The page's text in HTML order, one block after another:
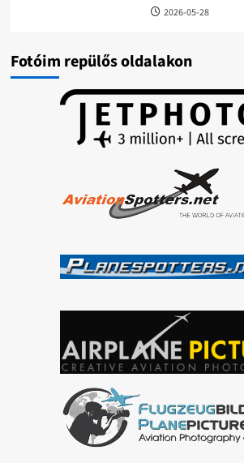
2026-05-28
Fotóim repülős oldalakon